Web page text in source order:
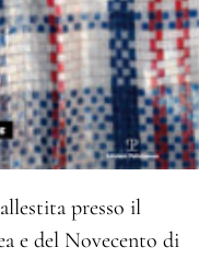
presso il
e del Novecento di